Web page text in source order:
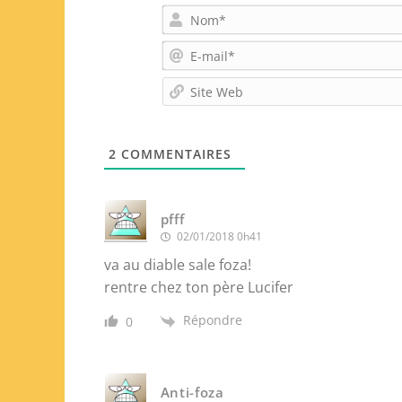
2 COMMENTAIRES
pfff
02/01/2018 0h41
va au diable sale foza!
rentre chez ton père Lucifer
0 Répondre
Anti-foza